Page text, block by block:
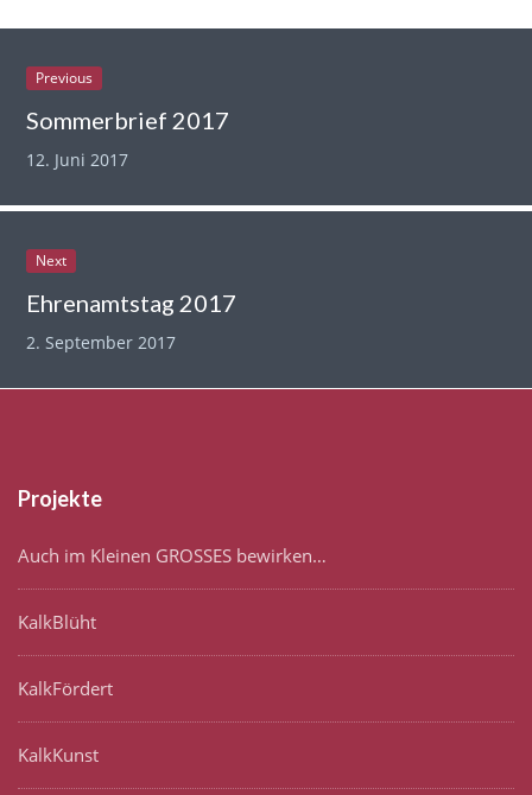
Previous
Sommerbrief 2017
12. Juni 2017
Next
Ehrenamtstag 2017
2. September 2017
Projekte
Auch im Kleinen GROSSES bewirken…
KalkBlüht
KalkFördert
KalkKunst